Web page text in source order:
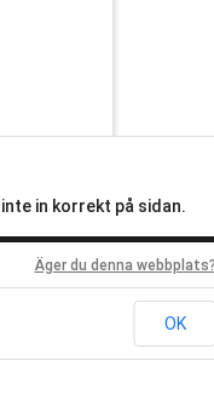
in korrekt på sidan.
Äger du denna
OK